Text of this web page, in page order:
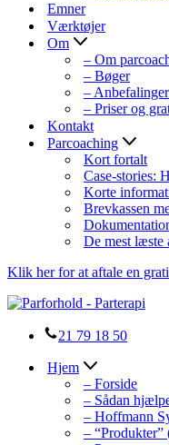
Emner
Værktøjer
Om
– Om
– Bøger
–
– Priser og
Kontakt
Parcoaching
Kort fortalt
Case-stories:
Korte
Brevkassen
De mest læste
Klik her for at aftale en
21 79 18 50
Hjem
– Forside
– Sådan
– Hoffmann
– “Produkter”